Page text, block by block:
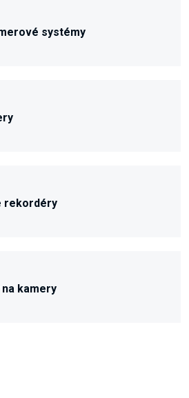
systémy
rekordéry
kamery